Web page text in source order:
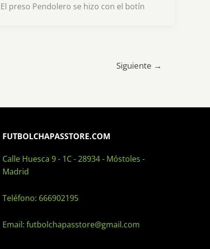
El preso Pendolero se hizo con el botín
Siguiente →
FUTBOLCHAPASSTORE.COM
Calle Huesca 9 - 1C - 28934 - Móstoles -
Madrid
Teléfono: 666902195
Email:futbolchapasstore@gmail.com